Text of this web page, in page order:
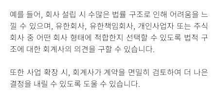
예를 들어, 회사 설립 시 수많은 법률 구조로 인해 어려움을 느
낄 수 있으며, 유한회사, 유한책임회사, 개인사업자 또는 주식
회사 중 어떤 회사 형태에 적합한지 선택할 수 있도록 법적 구
조에 대한 회계사의 의견을 구할 수 있습니다.
또한 사업 확장 시, 회계사가 계약을 면밀히 검토하여 더 나은
결정을 내릴 수 있도록 도울 수 있습니다.